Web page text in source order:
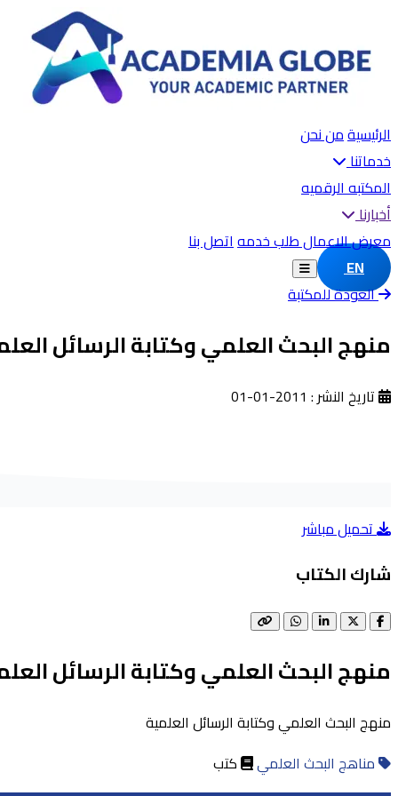
الرئيسيةمن نحن
خدماتنا
المكتبه الرقميه
أخبارنا
معرض الاعمالطلب خدمهاتصل بنا
EN
العودة للمكتبة
منهج البحث العلمي وكتابة الرسائل
تاريخ النشر : 2011-01-01
تحميل مباشر
شارك الكتاب
منهج البحث العلمي وكتابة الرسائل
منهج البحث العلمي وكتابة الرسائل العلمية
مناهج البحث العلمي
كتب